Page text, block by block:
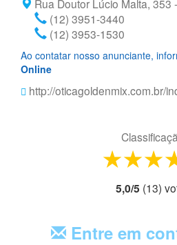
Rua Doutor Lúcio Malta, 353
(12) 3951-3440
(12) 3953-1530
Ao contatar nosso anunciante,
Online
http://oticagoldenmix.com.br/
2
1
5,0/5 (13)
Entre em